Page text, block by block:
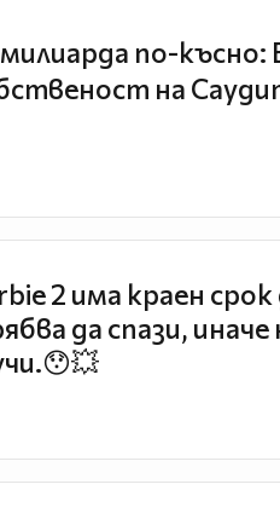
по-късно:
на
2 има краен
да спази, иначе